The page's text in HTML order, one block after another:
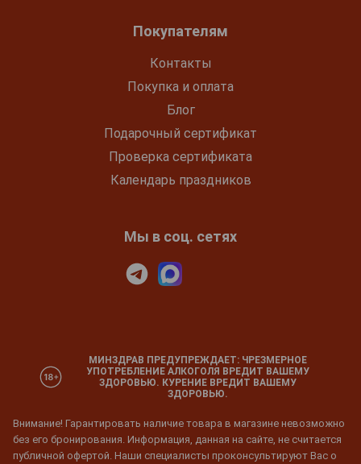
Покупателям
Контакты
Покупка и оплата
Блог
Подарочный сертификат
Проверка сертификата
Календарь праздников
Мы в соц. сетях
МИНЗДРАВ ПРЕДУПРЕЖДАЕТ: ЧРЕЗМЕРНОЕ
УПОТРЕБЛЕНИЕ АЛКОГОЛЯ ВРЕДИТ ВАШЕМУ
ЗДОРОВЬЮ. КУРЕНИЕ ВРЕДИТ ВАШЕМУ
ЗДОРОВЬЮ.
Внимание! Гарантировать наличие товара в магазине невозможно
без его бронирования. Информация, данная на сайте, не считается
публичной офертой. Наши специалисты проконсультируют Вас о